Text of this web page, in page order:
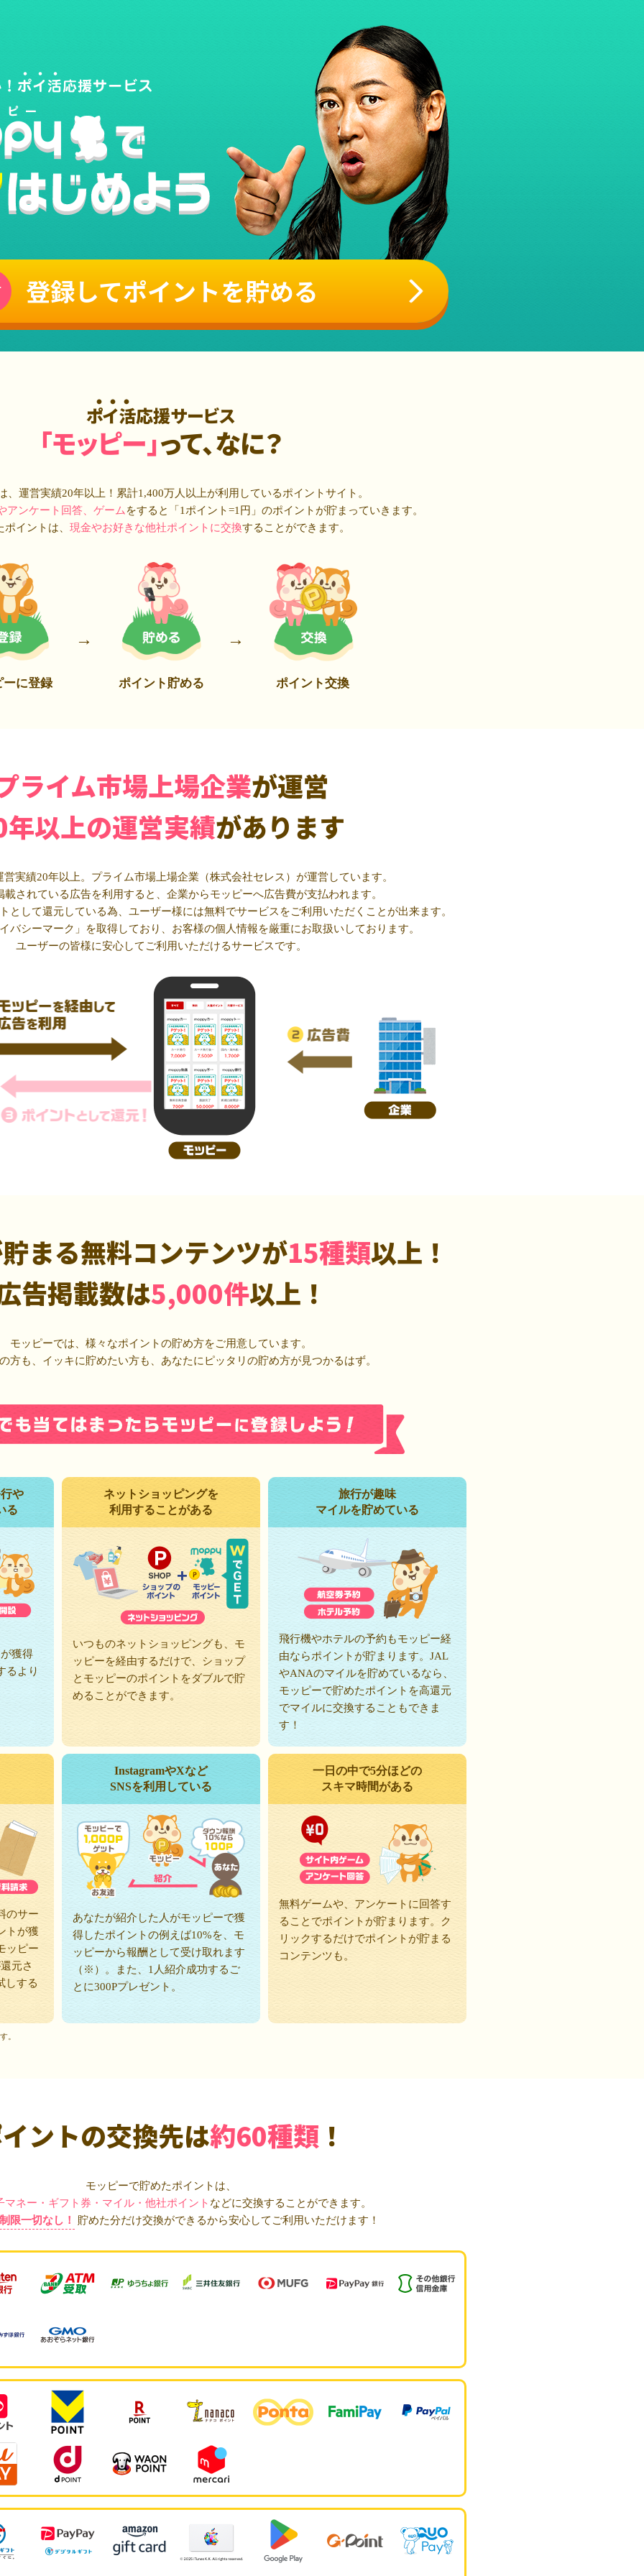
登録してポイントを貯める
ポイ活応援サービス
「モッピー」って、なに？
、運営実績20年以上！累計1,400万人 以上が利用しているポイントサイト。
アンケート回答、ゲーム をすると「1ポイント=1円」のポイントが貯まっていきます。
ポイントは、 現金やお好きな他社ポイントに交換することができます。
ーに登録 ポイント貯める ポイント交換
ライム市場上場企業が運営
以上の運営実績があります
実績20年以上。プライム市場上場企業（株式会社セレス）が運営しています。
載されている広告を利用すると、企業からモッピーへ広告費が支払われます。
として還元している為、ユーザー様には無料でサービスをご利用いただくことが出来ます。
バシーマーク」を取得しており、お客様の個人情報を厳重にお取扱いしております。
ユーザーの皆様に安心してご利用いただけるサービスです。
まる無料コンテンツが15種類以上！
告掲載数は5,000件以上！
モッピーでは、様々なポイントの貯め方をご用意しています。
方も、イッキに貯めたい方も、あなたにピッタリの貯め方が見つかるはず。
や
る
獲得
るより
ネットショッピングを
利用することがある
いつものネットショッピングも、モ
ッピーを経由するだけで、ショップ
とモッピーのポイントをダブルで貯
めることができます。
旅行が趣味
マイルを貯めている
飛行機やホテルの予約もモッピー経
由ならポイントが貯まります。JAL
やANAのマイルを貯めているなら、
モッピーで貯めたポイントを高還元
でマイルに交換することもできま
す！
のサー
トが獲
ッピー
元さ
しする
InstagramやXなど
SNSを利用している
あなたが紹介した人がモッピーで獲
得したポイントの例えば10%を、モ
ッピーから報酬として受け取れます
（※）。また、1人紹介成功するご
とに300Pプレゼント。
一日の中で5分ほどの
スキマ時間がある
無料ゲームや、アンケートに回答す
ることでポイントが貯まります。ク
リックするだけでポイントが貯まる
コンテンツも。
。
ントの交換先は約60種類 ！
モッピーで貯めたポイントは、
マネー・ギフト券・マイル・他社ポイント などに交換することができます。
限一切なし！
貯めた分だけ交換ができるから安心してご利用いただけます！